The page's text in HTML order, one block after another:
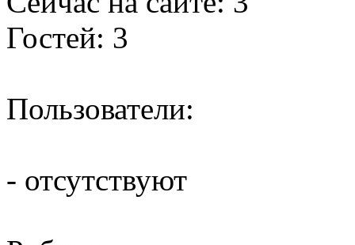
Гостей: 3
Пользователи:
- отсутствуют